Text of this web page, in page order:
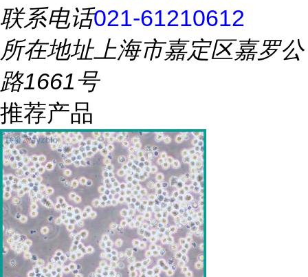
联系电话021-61210612
所在地址上海市嘉定区嘉罗公
路1661号
推荐产品